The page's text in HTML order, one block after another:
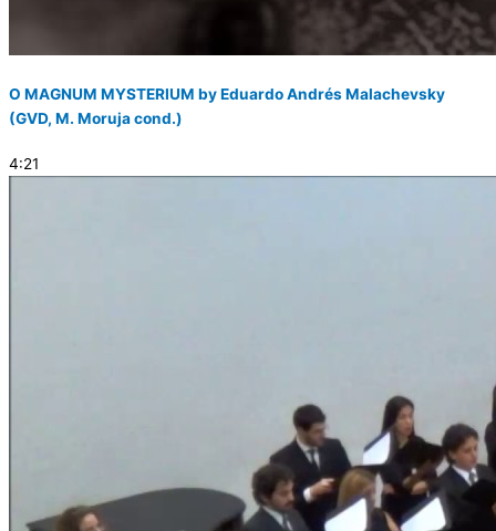
O MAGNUM MYSTERIUM by Eduardo Andrés Malachevsky
(GVD, M. Moruja cond.)
4:21